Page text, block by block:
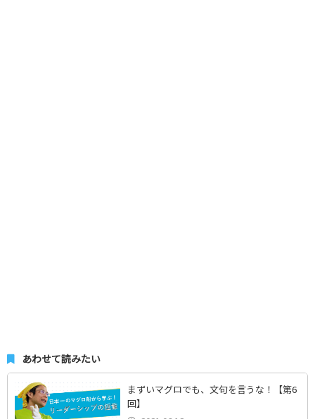
あわせて読みたい
まずいマグロでも、文句を言うな！【第6
回】